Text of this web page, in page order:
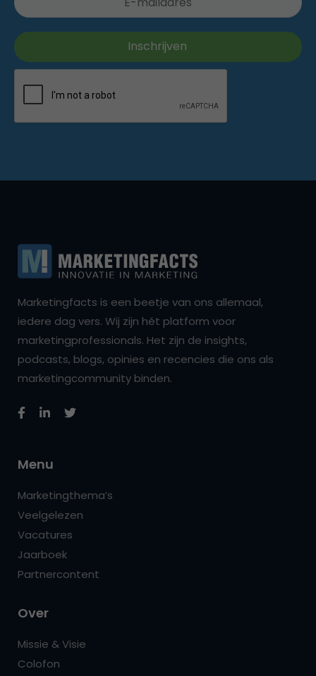
Marketingfacts is een beetje van ons allemaal,
iedere dag vers. Wij zijn hét platform voor
marketingprofessionals. Het zijn de insights,
podcasts, blogs, opinies en recencies die ons als
marketingcommunity binden.
Menu
Marketingthema’s
Veelgelezen
Vacatures
Jaarboek
Partnercontent
Over
Missie & Visie
Colofon